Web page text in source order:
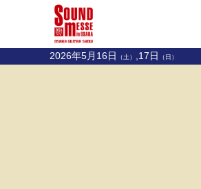
2026年5月16日 （土） ,17日 （日）